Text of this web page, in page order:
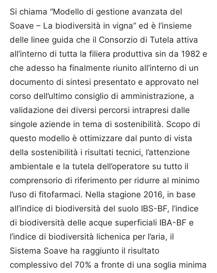
Si chiama “Modello di gestione avanzata del
Soave – La biodiversità in vigna” ed è l’insieme
delle linee guida che il Consorzio di Tutela attiva
all’interno di tutta la filiera produttiva sin da 1982 e
che adesso ha finalmente riunito all’interno di un
documento di sintesi presentato e approvato nel
corso dell’ultimo consiglio di amministrazione, a
validazione dei diversi percorsi intrapresi dalle
singole aziende in tema di sostenibilità. Scopo di
questo modello è ottimizzare dal punto di vista
della sostenibilità i risultati tecnici, l’attenzione
ambientale e la tutela dell’operatore su tutto il
comprensorio di riferimento per ridurre al minimo
l’uso di fitofarmaci. Nella stagione 2016, in base
all’indice di biodiversità del suolo IBS-BF, l’indice
di biodiversità delle acque superficiali IBA-BF e
l’indice di biodiversità lichenica per l’aria, il
Sistema Soave ha raggiunto il risultato
complessivo del 70% a fronte di una soglia minima